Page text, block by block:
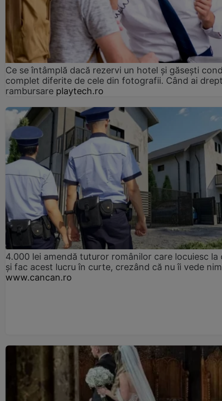
Ce se întâmplă dacă rezervi un hotel și găsești
complet diferite de cele din fotografii. Când ai
rambursare playtech.ro
4.000 lei amendă tuturor românilor care locuiesc la
și fac acest lucru în curte, crezând că nu îi vede
www.cancan.ro